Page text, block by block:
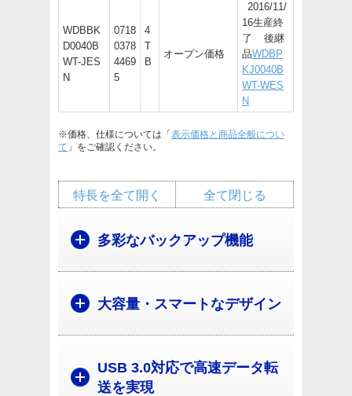
WDBBK
D0040B
WT-JES
N
0718
0378
4469
5
4
T
B
オープン価格
2016/11/
16生産終
了 後継
品WDBP
KJ0040B
WT-WES
N
※価格、仕様については「 表示価格と商品全般につい
て 」をご確認ください。
全て閉じる
特長を全て開く
多彩なバックアップ機能
大容量・スマートなデザイン
USB 3.0対応で高速データ転
送を実現